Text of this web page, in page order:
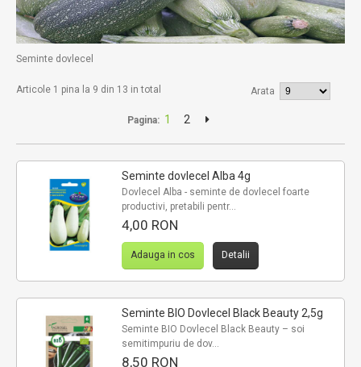
Seminte dovlecel
Articole 1 pina la 9 din 13 in total Arata
Pagina: 1 2
Seminte dovlecel Alba 4g
Dovlecel Alba - seminte de dovlecel foarte
productivi, pretabili pentr...
4,00 RON
Adauga in cos Detalii
Seminte BIO Dovlecel Black Beauty 2,5g
Seminte BIO Dovlecel Black Beauty – soi
semitimpuriu de dov...
8,50 RON